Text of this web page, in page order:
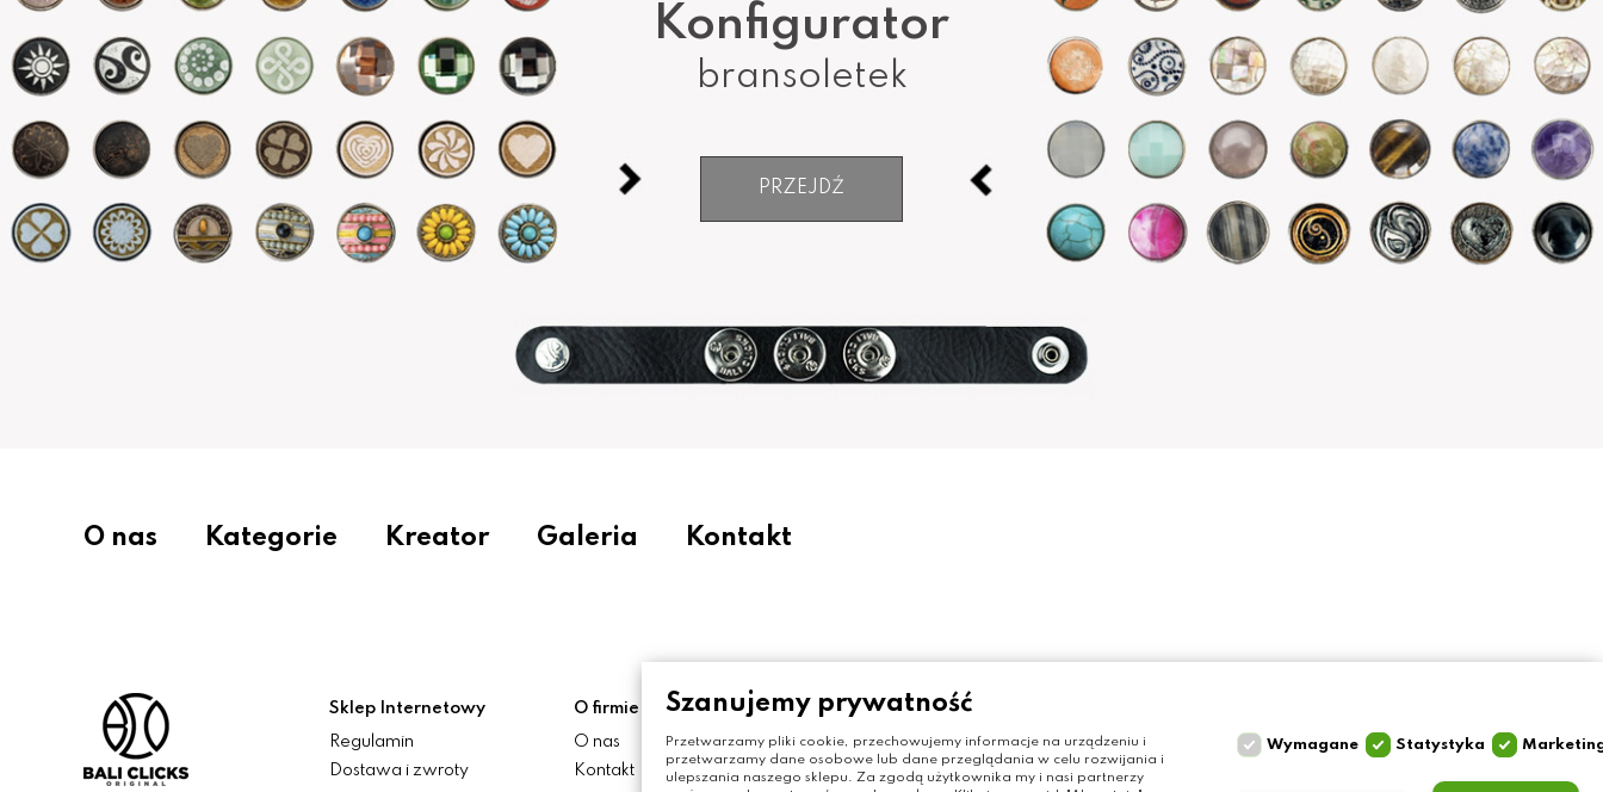
Konfigurator
bransoletek
PRZEJDŹ
O nas Kategorie Kreator Galeria Kontakt
Sklep Internetowy
Regulamin
Dostawa i zwroty
O firmie
O nas
Kontakt
Moje konto
Moje konto
Zamówienia
Olga Grzyb STILO
ul. Gałczyńskiego 24
Szanujemy prywatność
Przetwarzamy pliki cookie, przechowujemy informacje na urządzeniu i
przetwarzamy dane osobowe lub dane przeglądania w celu rozwijania i
ulepszania naszego sklepu. Za zgodą użytkownika my i nasi partnerzy
Wymagane Statystyka